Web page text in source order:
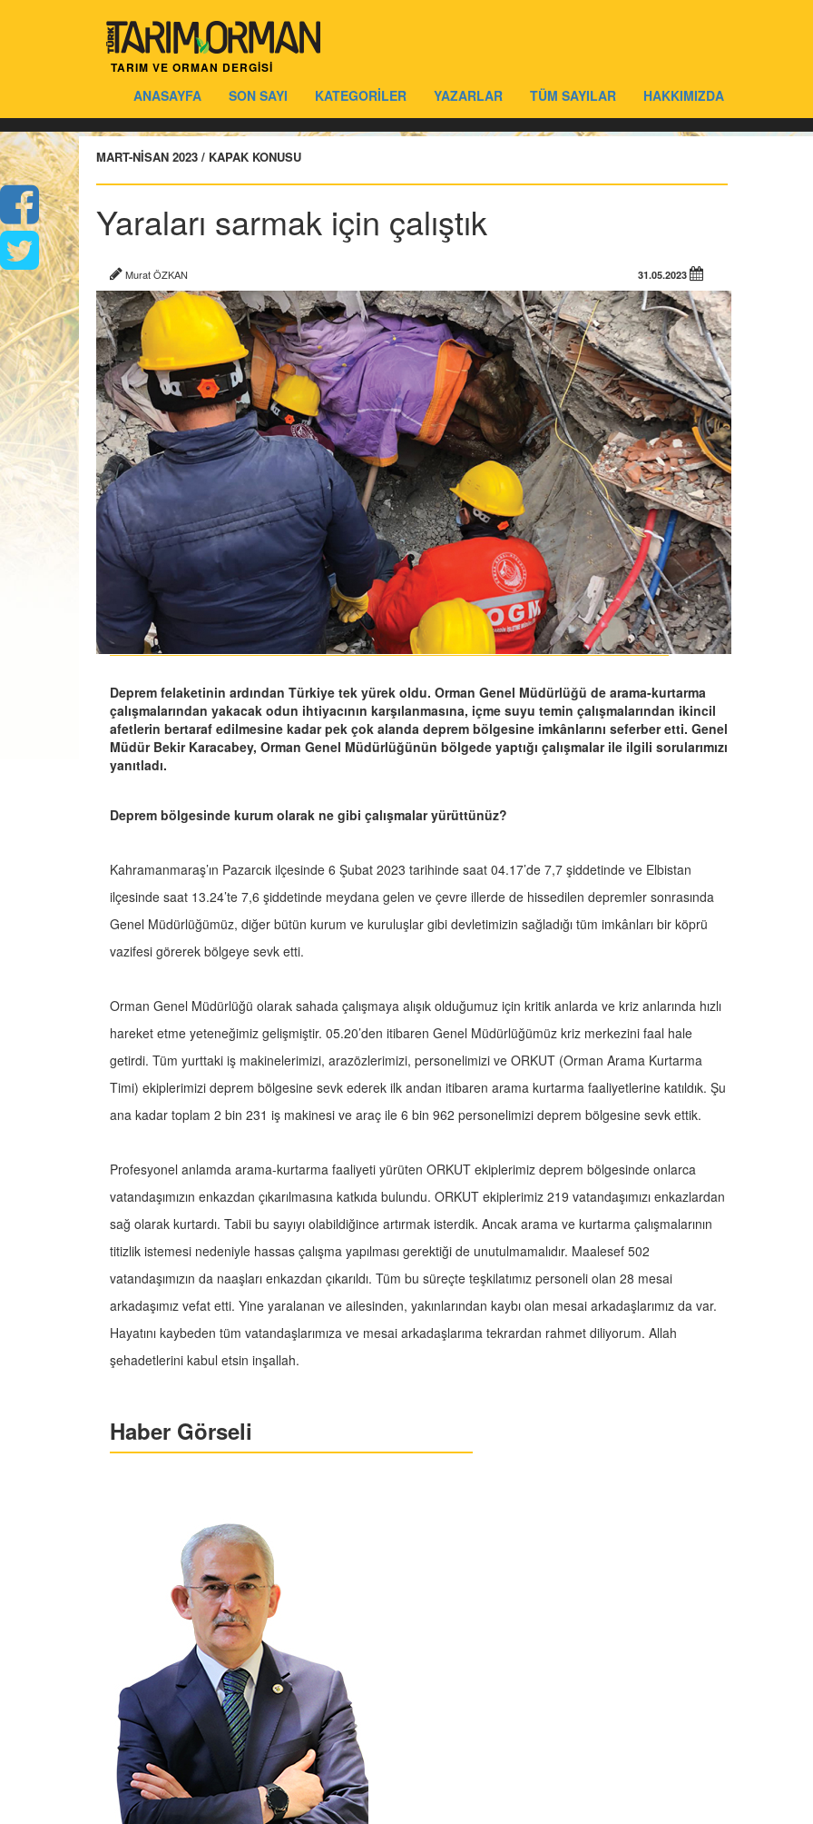
TARIM VE ORMAN DERGİSİ
ANASAYFA SON SAYI KATEGORİLER YAZARLAR TÜM SAYILAR HAKKIMIZDA
MART-NİSAN 2023 / KAPAK KONUSU
Yaraları sarmak için çalıştık
Murat ÖZKAN 31.05.2023
Deprem felaketinin ardından Türkiye tek yürek oldu. Orman Genel Müdürlüğü de arama-kurtarma
çalışmalarından yakacak odun ihtiyacının karşılanmasına, içme suyu temin çalışmalarından ikincil
afetlerin bertaraf edilmesine kadar pek çok alanda deprem bölgesine imkânlarını seferber etti. Genel
Müdür Bekir Karacabey, Orman Genel Müdürlüğünün bölgede yaptığı çalışmalar ile ilgili sorularımızı
yanıtladı.
Deprem bölgesinde kurum olarak ne gibi çalışmalar yürüttünüz?
Kahramanmaraş’ın Pazarcık ilçesinde 6 Şubat 2023 tarihinde saat 04.17’de 7,7 şiddetinde ve Elbistan
ilçesinde saat 13.24’te 7,6 şiddetinde meydana gelen ve çevre illerde de hissedilen depremler sonrasında
Genel Müdürlüğümüz, diğer bütün kurum ve kuruluşlar gibi devletimizin sağladığı tüm imkânları bir köprü
vazifesi görerek bölgeye sevk etti.
Orman Genel Müdürlüğü olarak sahada çalışmaya alışık olduğumuz için kritik anlarda ve kriz anlarında hızlı
hareket etme yeteneğimiz gelişmiştir. 05.20’den itibaren Genel Müdürlüğümüz kriz merkezini faal hale
getirdi. Tüm yurttaki iş makinelerimizi, arazözlerimizi, personelimizi ve ORKUT (Orman Arama Kurtarma
Timi) ekiplerimizi deprem bölgesine sevk ederek ilk andan itibaren arama kurtarma faaliyetlerine katıldık. Şu
ana kadar toplam 2 bin 231 iş makinesi ve araç ile 6 bin 962 personelimizi deprem bölgesine sevk ettik.
Profesyonel anlamda arama-kurtarma faaliyeti yürüten ORKUT ekiplerimiz deprem bölgesinde onlarca
vatandaşımızın enkazdan çıkarılmasına katkıda bulundu. ORKUT ekiplerimiz 219 vatandaşımızı enkazlardan
sağ olarak kurtardı. Tabii bu sayıyı olabildiğince artırmak isterdik. Ancak arama ve kurtarma çalışmalarının
titizlik istemesi nedeniyle hassas çalışma yapılması gerektiği de unutulmamalıdır. Maalesef 502
vatandaşımızın da naaşları enkazdan çıkarıldı. Tüm bu süreçte teşkilatımız personeli olan 28 mesai
arkadaşımız vefat etti. Yine yaralanan ve ailesinden, yakınlarından kaybı olan mesai arkadaşlarımız da var.
Hayatını kaybeden tüm vatandaşlarımıza ve mesai arkadaşlarıma tekrardan rahmet diliyorum. Allah
şehadetlerini kabul etsin inşallah.
Haber Görseli